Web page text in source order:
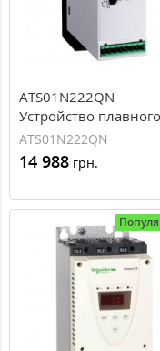
ATS01N222QN
Устройство плавного
пуска 7.5/11 кВт
Schneider Electric
ATS01N222QN
14 988 грн.